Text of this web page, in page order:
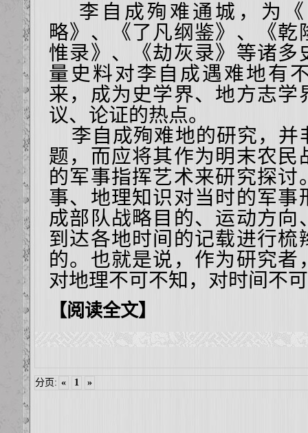
李自成殉难通城，为《
略》、《了凡纲鉴》、《乾
惟录》、《劫灰录》等诸多
量史料对李自成遇难地有
来，成为史学界、地方志学
议、论证的热点。
李自成殉难地的研究，并
题，而应将其作为明末农民
的军事指挥艺术来研究探讨
事、地理知识对当时的军事
成部队战略目的、运动方向
到达各地时间的记载进行梳
的。也就是说，作为研究者
对地理不可不知，对时间不
【阅读全文】
分页: « 1 »